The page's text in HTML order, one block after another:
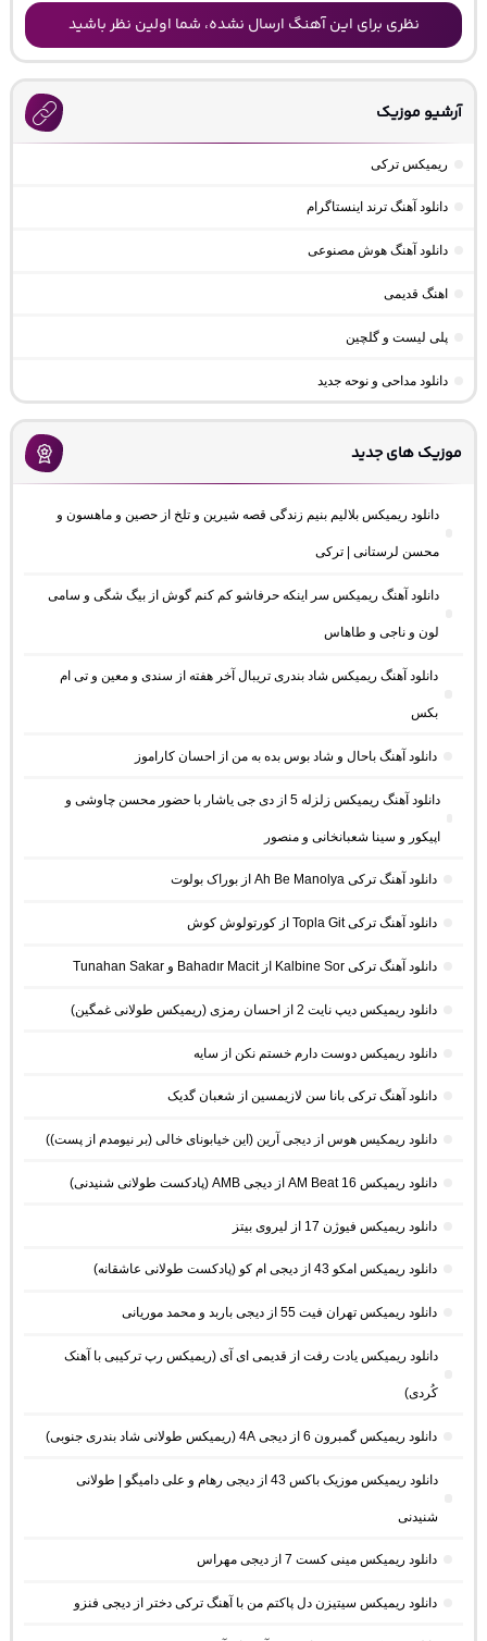
نظری برای این آهنگ ارسال نشده، شما اولین نظر باشید
آرشیو موزیک
ریمیکس ترکی
دانلود آهنگ ترند اینستاگرام
دانلود آهنگ هوش مصنوعی
اهنگ قدیمی
پلی لیست و گلچین
دانلود مداحی و نوحه جدید
موزیک های جدید
دانلود ریمیکس بلالیم بنیم زندگی قصه شیرین و تلخ از حصین و ماهسون و
محسن لرستانی | ترکی
دانلود آهنگ ریمیکس سر اینکه حرفاشو کم کنم گوش از بیگ شگی و سامی
لون و ناجی و طاهاس
دانلود آهنگ ریمیکس شاد بندری تریبال آخر هفته از سندی و معین و تی ام
بکس
دانلود آهنگ باحال و شاد بوس بده به من از احسان کاراموز
دانلود آهنگ ریمیکس زلزله 5 از دی جی یاشار با حضور محسن چاوشی و
اپیکور و سینا شعبانخانی و منصور
دانلود آهنگ ترکی Ah Be Manolya از بوراک بولوت
دانلود آهنگ ترکی Topla Git از کورتولوش کوش
دانلود آهنگ ترکی Kalbine Sor از Bahadır Macit و Tunahan Sakar
دانلود ریمیکس دیپ نایت 2 از احسان رمزی (ریمیکس طولانی غمگین)
دانلود ریمیکس دوست دارم خستم نکن از سایه
دانلود آهنگ ترکی بانا سن لازیمسین از شعبان گدیک
دانلود ریمکیس هوس از دیجی آرین (این خیابونای خالی (بر نیومدم از پست))
دانلود ریمیکس AM Beat 16 از دیجی AMB (پادکست طولانی شنیدنی)
دانلود ریمیکس فیوژن 17 از لیروی بیتز
دانلود ریمیکس امکو 43 از دیجی ام کو (پادکست طولانی عاشقانه)
دانلود ریمیکس تهران فیت 55 از دیجی باربد و محمد موریانی
دانلود ریمیکس یادت رفت از قدیمی ای آی (ریمیکس رپ ترکیبی با آهنک
کُردی)
دانلود ریمیکس گمبرون 6 از دیجی 4A (ریمیکس طولانی شاد بندری جنوبی)
دانلود ریمیکس موزیک باکس 43 از دیجی رهام و علی دامیگو | طولانی
شنیدنی
دانلود ریمیکس مینی کست 7 از دیجی مهراس
دانلود ریمیکس سیتیزن دل پاکتم من با آهنگ ترکی دختر از دیجی فنزو